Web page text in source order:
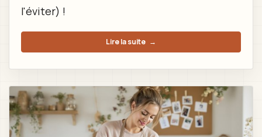
l'éviter) !
Lire la suite →